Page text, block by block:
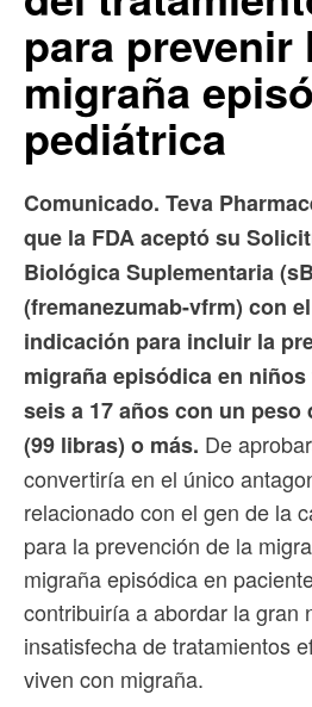
para prevenir
migraña
pediátrica
Comunicado. Teva
que la FDA aceptó su
Biológica Suplementaria
(fremanezumab-vfrm) con
indicación para incluir la
migraña episódica en
seis a 17 años con un peso
(99 libras) o más. De
convertiría en el único
relacionado con el gen de la
para la prevención de la
migraña episódica en
contribuiría a abordar la gran
insatisfecha de tratamientos
viven con migraña.